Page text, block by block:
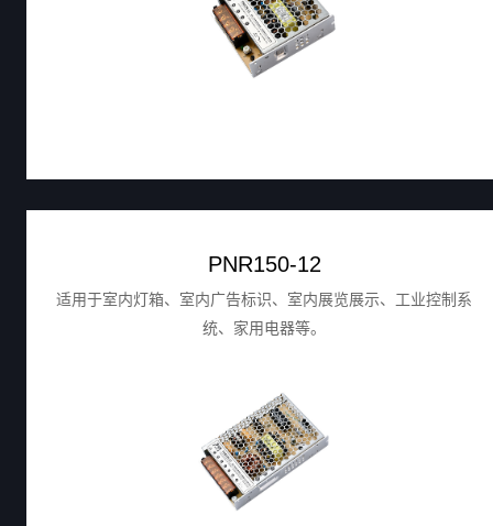
PNR150-12
适用于室内灯箱、室内广告标识、室内展览展示、工业控制系
统、家用电器等。